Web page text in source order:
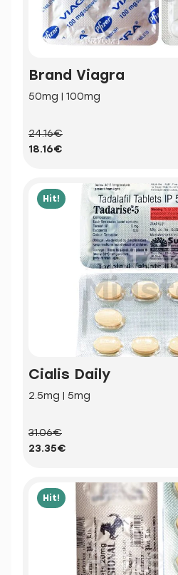
Brand Viagra
50mg | 100mg
24.16€
18.16€
Hit!
Cialis Daily
2.5mg | 5mg
31.06€
23.35€
Hit!